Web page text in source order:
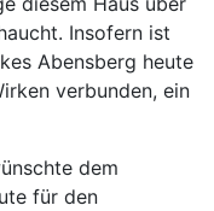
Insofern ist
Abensberg heute
verbunden, ein
dem
für den